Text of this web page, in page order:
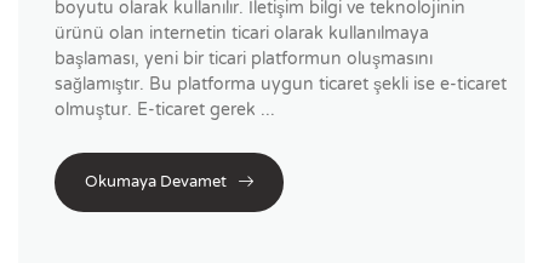
boyutu olarak kullanılır. İletişim bilgi ve teknolojinin
ürünü olan internetin ticari olarak kullanılmaya
başlaması, yeni bir ticari platformun oluşmasını
sağlamıştır. Bu platforma uygun ticaret şekli ise e-ticaret
olmuştur. E-ticaret gerek ...
Okumaya Devamet